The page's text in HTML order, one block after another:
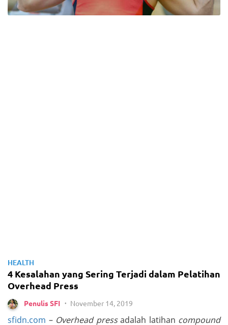
HEALTH
4 Kesalahan yang Sering Terjadi dalam Pelatihan
Overhead Press
Penulis SFI • November 14, 2019
sfidn.com – Overhead pressadalah latihan compound